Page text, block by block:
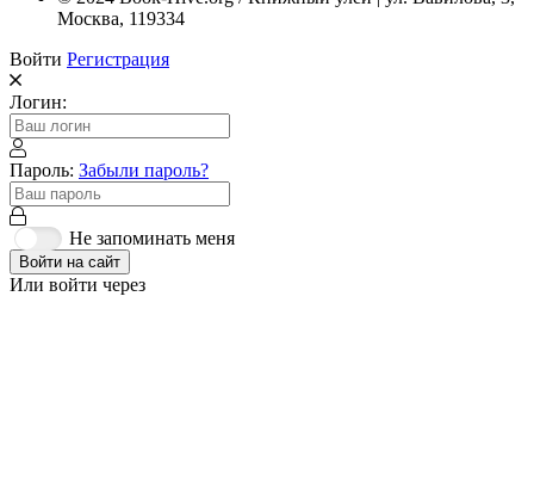
Москва, 119334
Войти Регистрация
Логин:
Пароль: Забыли пароль?
Не запоминать меня
Войти на сайт
Или войти через